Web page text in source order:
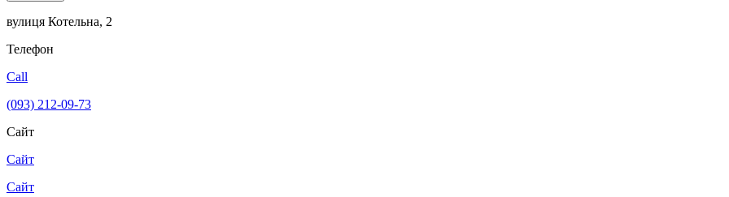
вулиця Котельна, 2
Телефон
Call
(093) 212-09-73
Сайт
Сайт
Сайт